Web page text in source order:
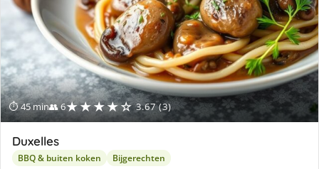
⏱ 45 min👥 6★★★★☆ 3.67 (3)
Duxelles
BBQ & buiten koken Bijgerechten